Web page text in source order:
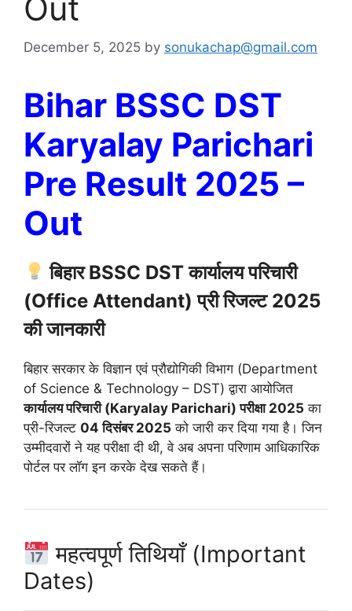
Out
December 5, 2025 by sonukachap@gmail.com
Bihar BSSC DST
Karyalay Parichari
Pre Result 2025 –
Out
बिहार BSSC DST कार्यालय परिचारी
(Office Attendant) प्री रिजल्ट 2025
की जानकारी
बिहार सरकार के विज्ञान एवं प्रौद्योगिकी विभाग (Department
of Science & Technology – DST) द्वारा आयोजित
कार्यालय परिचारी (Karyalay Parichari) परीक्षा 2025 का
प्री-रिजल्ट 04 दिसंबर 2025 को जारी कर दिया गया है। जिन
उम्मीदवारों ने यह परीक्षा दी थी, वे अब अपना परिणाम आधिकारिक
पोर्टल पर लॉग इन करके देख सकते हैं।
महत्वपूर्ण तिथियाँ (Important
Dates)